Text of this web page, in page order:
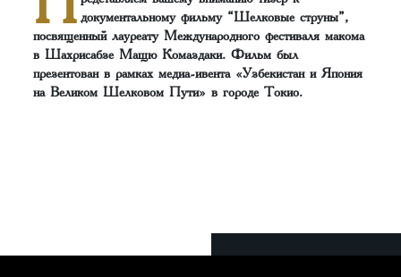
документальному фильму “Шелковые струны”,
посвященный лауреату Международного фестиваля макома
в Шахрисабзе Мащю Комаздаки. Фильм был
презентован в рамках медиа-ивента «Узбекистан и Япония
на Великом Шелковом Пути» в городе Токио.